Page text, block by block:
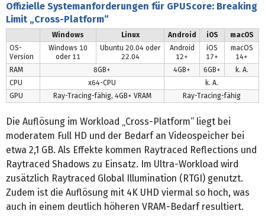
Offizielle Systemanforderungen für GPUScore: Breaking
Limit „Cross-Platform“
Windows Linux Android iOS
macOS
OS-
Version
Windows 10
oder 11
Ubuntu 20.04 oder
22.04
Android
12+
iOS
17+
macOS
14+
RAM
8GB+ 4GB+ 6GB+
k. A.
CPU
x64-CPU
k. A.
GPU
Ray-Tracing-fähig, 4GB+ VRAM Ray-Tracing-fähig
Die Auflösung im Workload „Cross-Platform“ liegt bei
moderatem Full HD und der Bedarf an Videospeicher bei
etwa 2,1 GB. Als Effekte kommen Raytraced Reflections und
Raytraced Shadows zu Einsatz. Im Ultra-Workload wird
zusätzlich Raytraced Global Illumination (RTGI) genutzt.
Zudem ist die Auflösung mit 4K UHD viermal so hoch, was
auch in einem deutlich höheren VRAM-Bedarf resultiert.